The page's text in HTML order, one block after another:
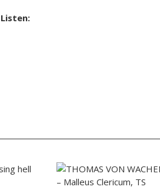
Listen: